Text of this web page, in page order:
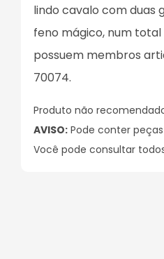
lindo cavalo com duas
feno mágico, num total
possuem membros
70074.
Produto não
AVISO: Pode conter
Você pode consultar